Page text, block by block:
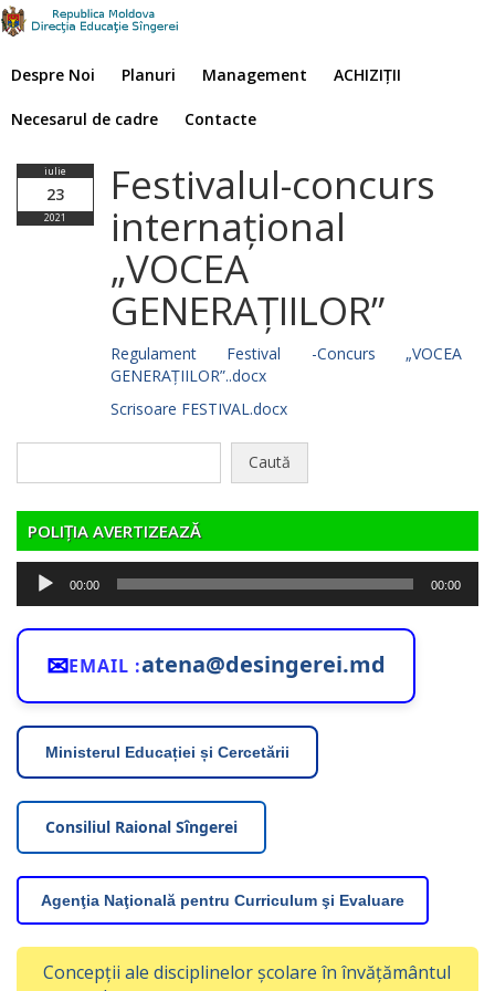
Despre Noi Planuri Management ACHIZIȚII
Necesarul de cadre Contacte
iulie
23
2021
Festivalul-concurs
internațional
„VOCEA
GENERAȚIILOR”
Regulament Festival -Concurs „VOCEA
GENERAȚIILOR”..docx
Scrisoare FESTIVAL.docx
POLIȚIA AVERTIZEAZĂ
Player
audio
00:00 00:00
✉EMAIL :atena@desingerei.md
Ministerul Educației și Cercetării
Consiliul Raional Sîngerei
Agenţia Naţională pentru Curriculum şi Evaluare
Concepții ale disciplinelor școlare în învățământul